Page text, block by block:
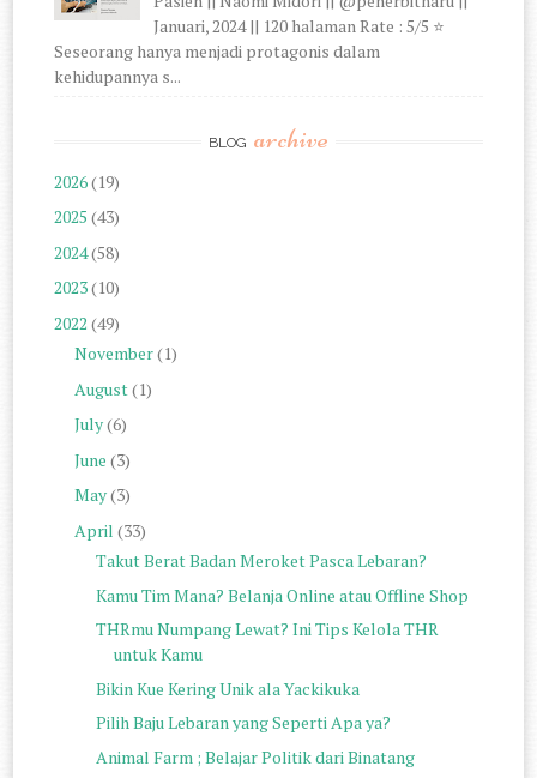
Januari, 2024 || 120 halaman Rate : 5/5 ⭐
Seseorang hanya menjadi protagonis dalam
kehidupannya s...
BLOG archive
2026(19)
2025 (43)
2024(58)
2023(10)
2022 (49)
November(1)
August(1)
July(6)
June (3)
May(3)
April (33)
Takut Berat Badan Meroket Pasca Lebaran?
Kamu Tim Mana? Belanja Online atau Offline Shop
THRmu Numpang Lewat? Ini Tips Kelola THR
untuk Kamu
Bikin Kue Kering Unik ala Yackikuka
Pilih Baju Lebaran yang Seperti Apa ya?
Animal Farm ; Belajar Politik dari Binatang